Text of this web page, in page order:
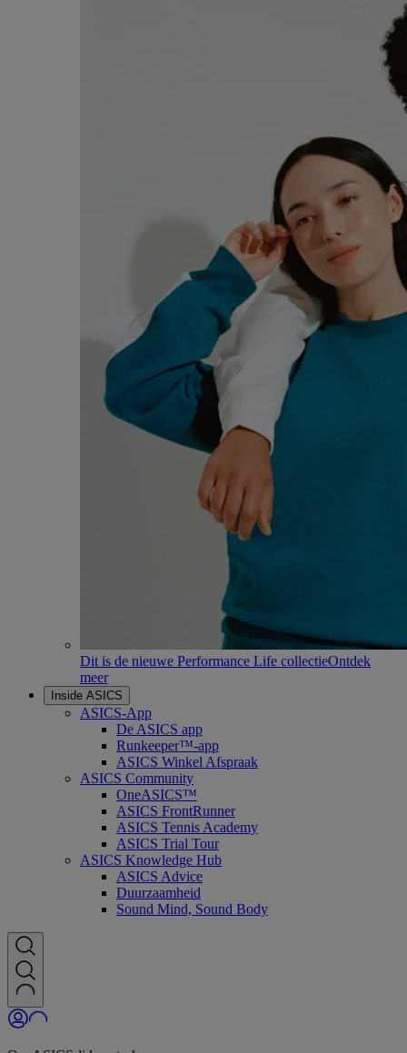
Dit is de nieuwe Performance Life collectieOntdek
meer
Inside ASICS
ASICS-App
De ASICS app
Runkeeper™-app
ASICS Winkel Afspraak
ASICS Community
OneASICS™
ASICS FrontRunner
ASICS Tennis Academy
ASICS Trial Tour
ASICS Knowledge Hub
ASICS Advice
Duurzaamheid
Sound Mind, Sound Body